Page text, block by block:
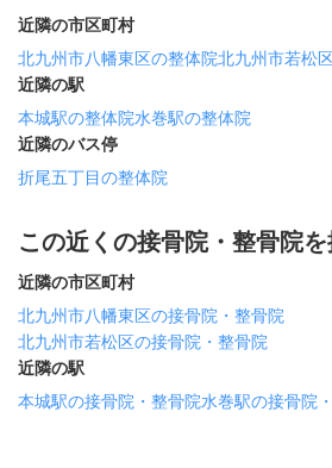
近隣の市区町村
北九州市八幡東区の整体院北九州市若松
近隣の駅
本城駅の整体院水巻駅の整体院
近隣のバス停
折尾五丁目の整体院
この近くの接骨院・整骨院
近隣の市区町村
北九州市八幡東区の接骨院・整骨院
北九州市若松区の接骨院・整骨院
近隣の駅
本城駅の接骨院・整骨院水巻駅の接骨院